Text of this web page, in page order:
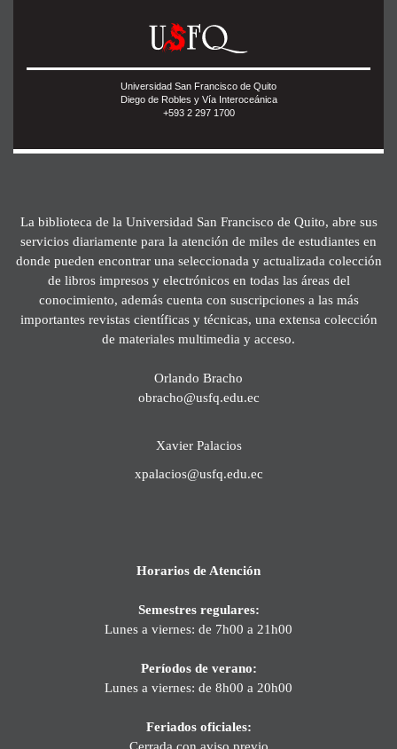
Universidad San Francisco de Quito
Diego de Robles y Vía Interoceánica
+593 2 297 1700
La biblioteca de la Universidad San Francisco de Quito, abre sus
servicios diariamente para la atención de miles de estudiantes en
donde pueden encontrar una seleccionada y actualizada colección
de libros impresos y electrónicos en todas las áreas del
conocimiento, además cuenta con suscripciones a las más
importantes revistas científicas y técnicas, una extensa colección
de materiales multimedia y acceso.
Orlando Bracho
obracho@usfq.edu.ec
Xavier Palacios
xpalacios@usfq.edu.ec
Horarios de Atención
Semestres regulares:
Lunes a viernes: de 7h00 a 21h00
Períodos de verano:
Lunes a viernes: de 8h00 a 20h00
Feriados oficiales:
Cerrada con aviso previo